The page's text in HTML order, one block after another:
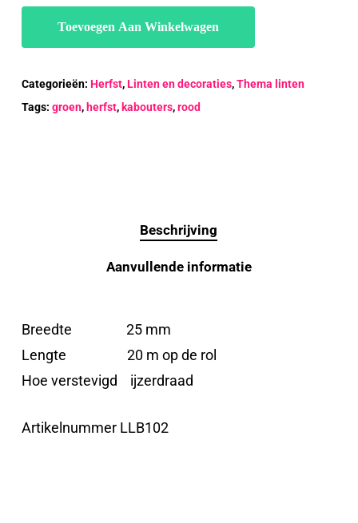
Toevoegen Aan Winkelwagen
Categorieën: Herfst,Linten en decoraties,Thema linten
Tags: groen, herfst, kabouters,rood
Beschrijving
Aanvullende informatie
Breedte 25 mm
Lengte 20 m op de rol
Hoe verstevigd ijzerdraad
Artikelnummer LLB102